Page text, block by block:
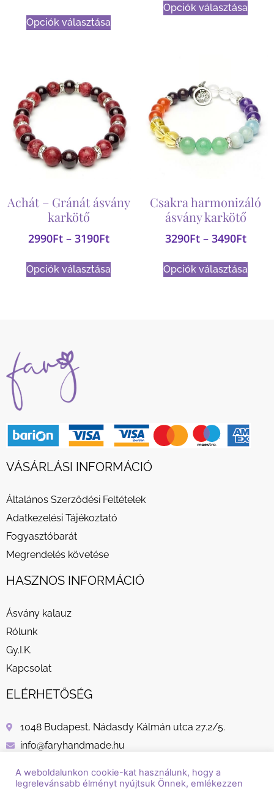
Opciók választása
Opciók választása
Achát – Gránát ásvány
karkötő
2990Ft – 3190Ft
Opciók választása
Csakra harmonizáló
ásvány karkötő
3290Ft – 3490Ft
Opciók választása
VÁSÁRLÁSI INFORMÁCIÓ
Általános Szerződési Feltételek
Adatkezelési Tájékoztató
Fogyasztóbarát
Megrendelés követése
HASZNOS INFORMÁCIÓ
Ásvány kalauz
Rólunk
Gy.I.K.
Kapcsolat
ELÉRHETŐSÉG
1048 Budapest, Nádasdy Kálmán utca 27.2/5.
info@faryhandmade.hu
A weboldalunkon cookie-kat használunk, hogy a
legrelevánsabb élményt nyújtsuk Önnek, emlékezzen